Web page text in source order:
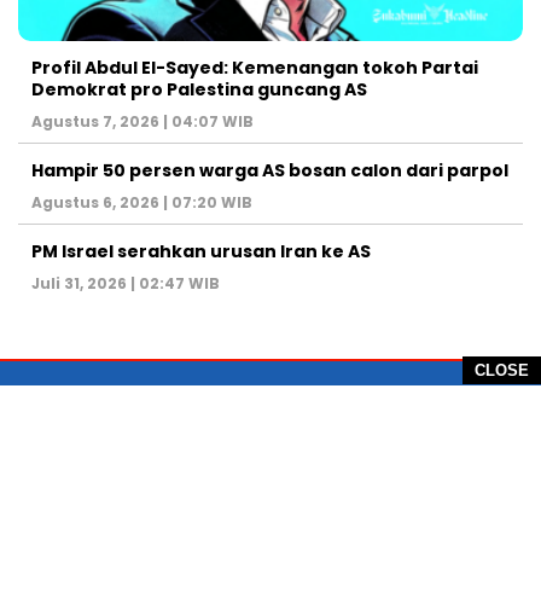
CLOSE
Profil Abdul El-Sayed: Kemenangan tokoh Partai
Demokrat pro Palestina guncang AS
Agustus 7, 2026 | 04:07 WIB
Hampir 50 persen warga AS bosan calon dari parpol
Agustus 6, 2026 | 07:20 WIB
PM Israel serahkan urusan Iran ke AS
Juli 31, 2026 | 02:47 WIB